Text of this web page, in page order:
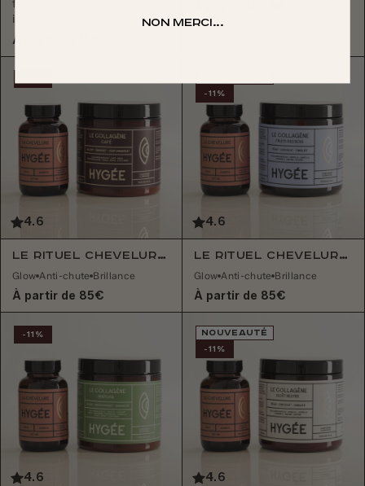
fois design et compact, un
incontournable pour su...
À partir de 15€
4.6
Le Rituel Chevelure & Collagène Café
Glow Anti-chute Brillance
À partir de 85€
-11%
4.6
Le Rituel Chevelure & Collagène Fruits des Bois
Glow Anti-chute Brillance
À partir de 85€
-11%
4.6
NOUVEAUTÉ
-11%
4.6
Non merci...